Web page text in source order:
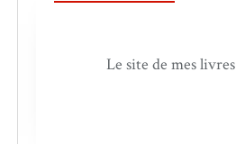
Le site de mes livres